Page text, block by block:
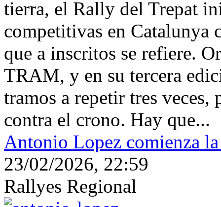
tierra, el Rally del Trepat
competitivas en
que a inscritos se refiere.
TRAM, y en su tercera
tramos a repetir tres
contra el crono. Hay que...
Antonio Lopez comienza
23/02/2026, 22:59
Rallyes Regional